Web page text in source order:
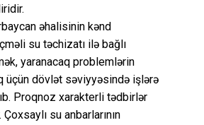
əhalisinin kənd
su təchizatı ilə bağlı
yaranacaq problemlərin
üçün dövlət səviyyəsində işlərə
Proqnoz xarakterli tədbirlər
su anbarlarının